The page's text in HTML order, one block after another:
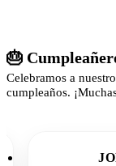
🎂
Celebramos a
cumpleaños.